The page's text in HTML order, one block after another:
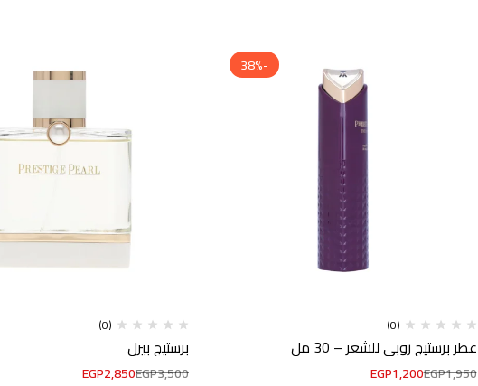
-38%
(0)
عطر برستيج روبي للشعر – 30 مل
EGP1,950
EGP1,200
(0)
برستيج بيرل
EGP3,500
EGP2,850